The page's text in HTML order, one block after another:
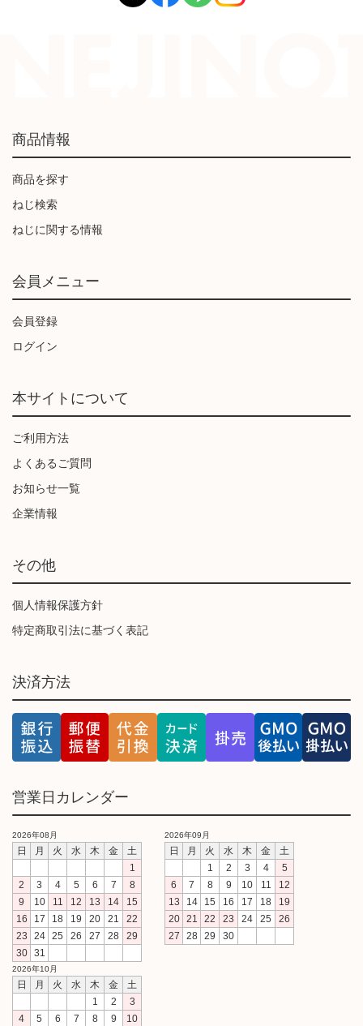
商品情報
商品を探す
ねじ検索
ねじに関する情報
会員メニュー
会員登録
ログイン
本サイトについて
ご利用方法
よくあるご質問
お知らせ一覧
企業情報
その他
個人情報保護方針
特定商取引法に基づく表記
決済方法
営業日カレンダー
2026年08月
日 月 火 水 木 金
土
1
2
3 4 5 6 7
8
9
10 11 12 13 14
15
16
17 18 19 20 21
22
23
24 25 26 27 28
29
30
31
2026年09月
日 月 火 水 木 金
土
1
2 3 4
5
6
7 8 9 10 11
12
13
14 15 16 17 18
19
20
21 22 23 24 25
26
27
28 29 30
2026年10月
日 月 火 水 木 金
土
1
2
3
4
5 6 7 8 9 10